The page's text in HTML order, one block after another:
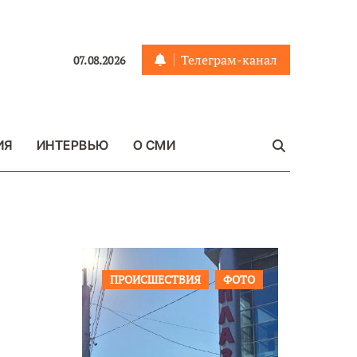
07.08.2026 Телеграм-канал
ИНТЕРВЬЮ О СМИ
ПРОИСШЕСТВИЯ ФОТО